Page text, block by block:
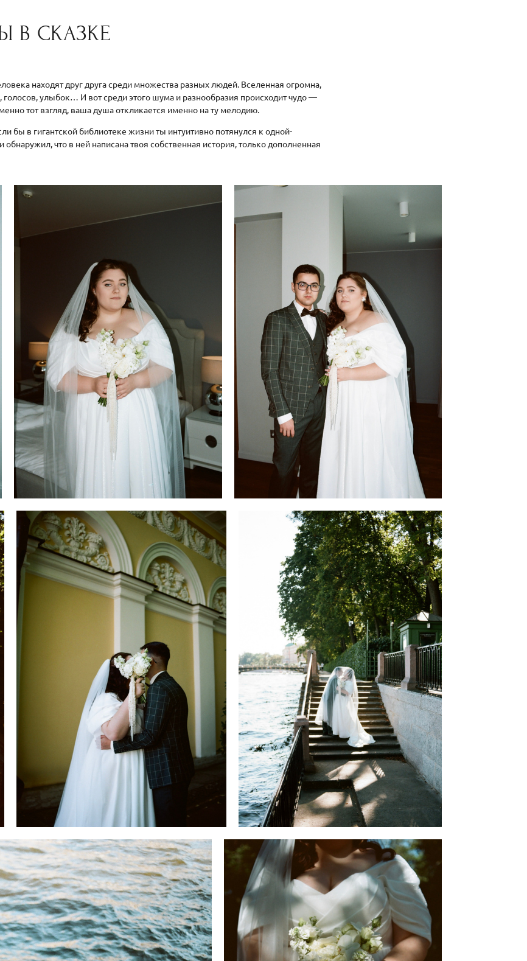
В СКАЗКЕ
находят друг друга среди множества разных людей. Вселенная огромна,
улыбок… И вот среди этого шума и разнообразия происходит чудо —
тот взгляд, ваша душа откликается именно на ту мелодию.
бы в гигантской библиотеке жизни ты интуитивно потянулся к одной-
что в ней написана твоя собственная история, только дополненная